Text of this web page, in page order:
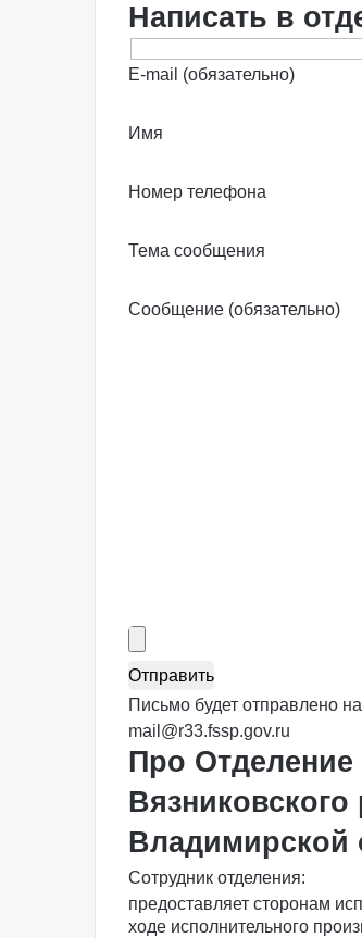
Написать в
E-mail (обязательно)
Имя
Номер телефона
Тема сообщения
Сообщение (обязательно)
Письмо будет отправлено
mail@r33.fssp.gov.ru
Про Отделение
Владимирской
Сотрудник отделения:
предоставляет сторонам
ходе исполнительного